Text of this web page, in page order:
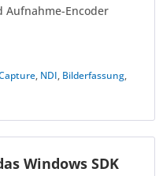
Encoder
, NDI, Bilderfassung,
Windows SDK